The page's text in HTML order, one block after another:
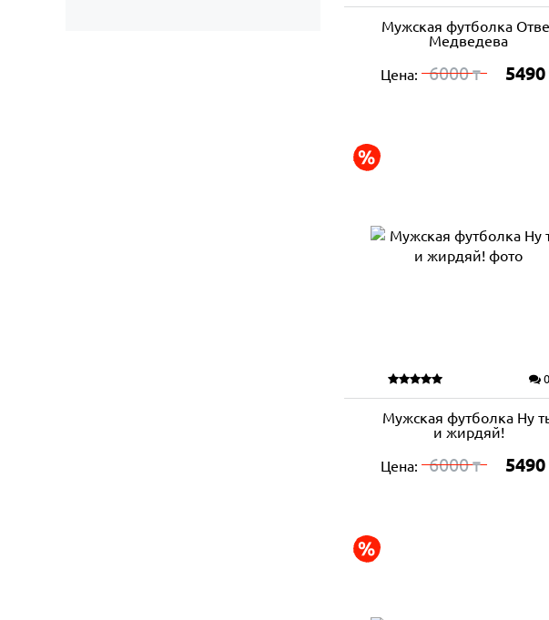
Мужская футболка
Медведева
Цена: 6000₸ 5490
0
Мужская футболка Ну
и жирдяй!
Цена: 6000₸ 5490